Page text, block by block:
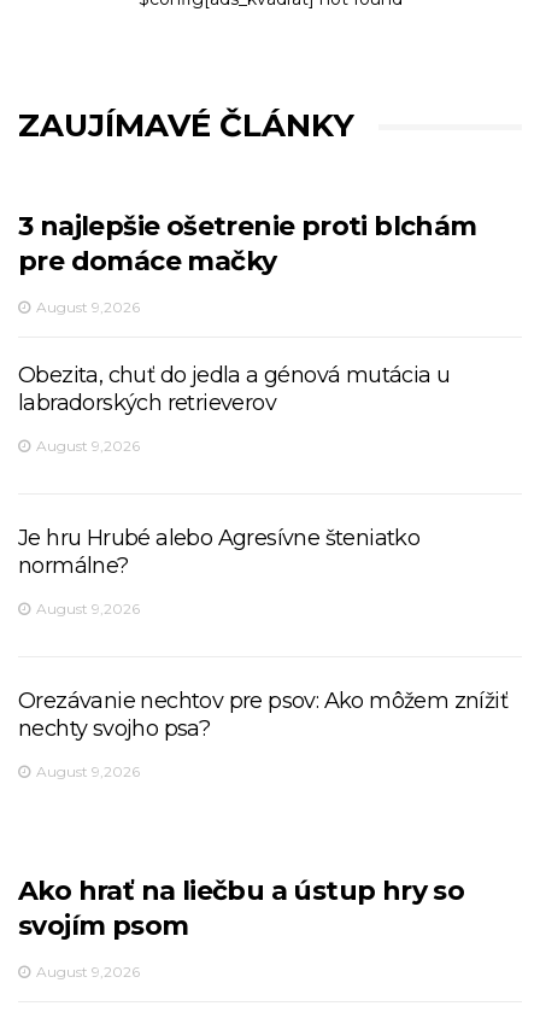
ZAUJÍMAVÉ ČLÁNKY
3 najlepšie ošetrenie proti blchám
pre domáce mačky
August 9,2026
Obezita, chuť do jedla a génová mutácia u
labradorských retrieverov
August 9,2026
Je hru Hrubé alebo Agresívne šteniatko
normálne?
August 9,2026
Orezávanie nechtov pre psov: Ako môžem znížiť
nechty svojho psa?
August 9,2026
Ako hrať na liečbu a ústup hry so
svojím psom
August 9,2026